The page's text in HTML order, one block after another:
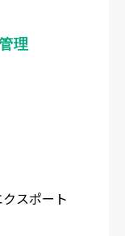
理
スポート